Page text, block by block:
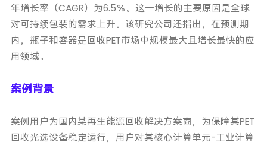
年增长率（CAGR）为6.5％。这一增长的主要原因是全球
对可持续包装的需求上升。该研究公司还指出，在预测期
内，瓶子和容器是回收PET市场中规模最大且增长最快的应
用领域。
案例背景
案例用户为国内某再生能源回收解决方案商，为保障其PET
回收光选设备稳定运行，用户对其核心计算单元-工业计算